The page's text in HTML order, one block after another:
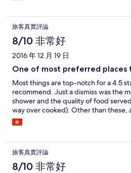
店，訂房部只有一個人工作嗎？身為
的一切都看不過眼，酒店的高層也應
旅客真實評論
8/10 非常好
2016 年 12 月 19 日
One of most preferred places
Most things are top-notch for a 4.5
recommend. Just a dismiss was the
shower and the quality of food
way over cooked). Other than these,
旅客真實評論
8/10 非常好